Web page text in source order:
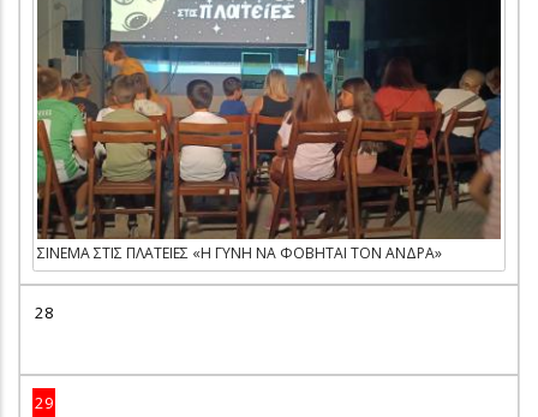
ΣΙΝΕΜΑ ΣΤΙΣ ΠΛΑΤΕΙΕΣ «Η ΓΥΝΗ ΝΑ ΦΟΒΗΤΑΙ ΤΟΝ ΑΝΔΡΑ»
28
29